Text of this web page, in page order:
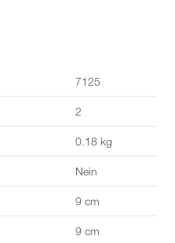
7125
2
0.18 kg
Nein
9 cm
9 cm